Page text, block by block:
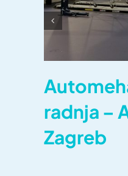
radnja –
Zagreb